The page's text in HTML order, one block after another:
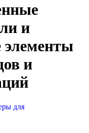
и
элементы
и